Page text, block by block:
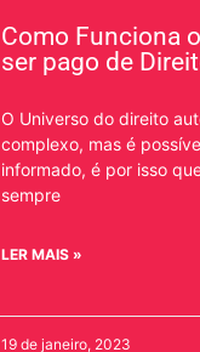
Como Funciona
ser pago de
O Universo do direito
complexo, mas é
informado, é por isso
sempre
LER MAIS »
19 de janeiro, 2023